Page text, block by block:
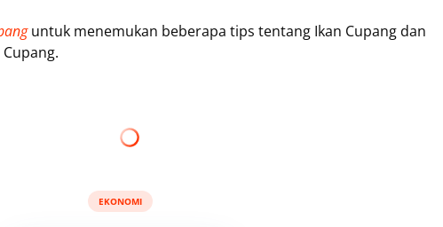
untuk menemukan beberapa tips tentang Ikan Cupang dan
EKONOMI